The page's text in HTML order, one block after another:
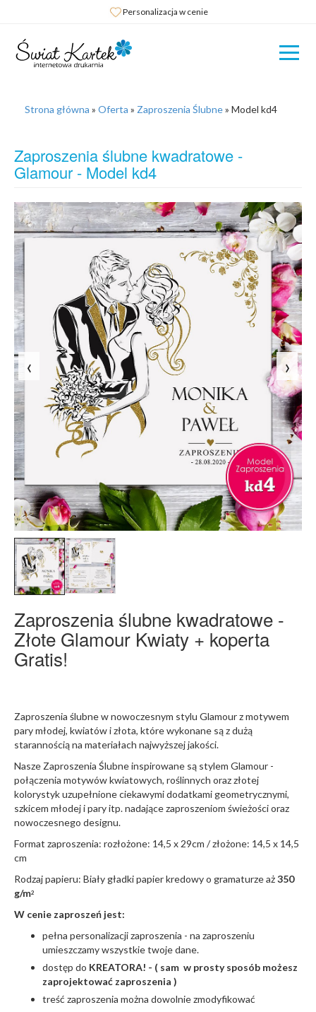
Personalizacja w cenie
Strona główna » Oferta » Zaproszenia Ślubne» Model kd4
Zaproszenia ślubne kwadratowe -
Glamour - Model kd4
‹ ›
Zaproszenia ślubne kwadratowe -
Złote Glamour Kwiaty + koperta
Gratis!
Zaproszenia ślubne w nowoczesnym stylu Glamour z motywem
pary młodej, kwiatów i złota, które wykonane są z dużą
starannością na materiałach najwyższej jakości.
Nasze Zaproszenia Ślubne inspirowane są stylem Glamour -
połączenia motywów kwiatowych, roślinnych oraz złotej
kolorystyk uzupełnione ciekawymi dodatkami geometrycznymi,
szkicem młodej i pary itp. nadające zaproszeniom świeżości oraz
nowoczesnego designu.
Format zaproszenia: rozłożone: 14,5 x 29cm / złożone: 14,5 x 14,5
cm
Rodzaj papieru: Biały gładki papier kredowy o gramaturze aż350
g/m2
W cenie zaproszeń jest:
pełna personalizacji zaproszenia - na zaproszeniu
umieszczamy wszystkie twoje dane.
dostęp do KREATORA! - ( sam w prosty sposób możesz
zaprojektować zaproszenia )
treść zaproszenia można dowolnie zmodyfikować